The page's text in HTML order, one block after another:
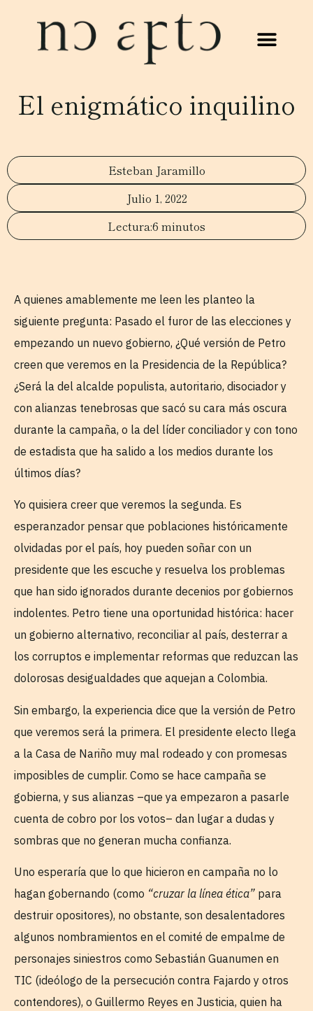
El enigmático inquilino
Esteban Jaramillo
Julio 1, 2022
6 minutos
A quienes amablemente me leen les planteo la
siguiente pregunta: Pasado el furor de las elecciones y
empezando un nuevo gobierno, ¿Qué versión de Petro
creen que veremos en la Presidencia de la República?
¿Será la del alcalde populista, autoritario, disociador y
con alianzas tenebrosas que sacó su cara más oscura
durante la campaña, o la del líder conciliador y con tono
de estadista que ha salido a los medios durante los
últimos días?
Yo quisiera creer que veremos la segunda. Es
esperanzador pensar que poblaciones históricamente
olvidadas por el país, hoy pueden soñar con un
presidente que les escuche y resuelva los problemas
que han sido ignorados durante decenios por gobiernos
indolentes. Petro tiene una oportunidad histórica: hacer
un gobierno alternativo, reconciliar al país, desterrar a
los corruptos e implementar reformas que reduzcan las
dolorosas desigualdades que aquejan a Colombia.
Sin embargo, la experiencia dice que la versión de Petro
que veremos será la primera. El presidente electo llega
a la Casa de Nariño muy mal rodeado y con promesas
imposibles de cumplir. Como se hace campaña se
gobierna, y sus alianzas –que ya empezaron a pasarle
cuenta de cobro por los votos– dan lugar a dudas y
sombras que no generan mucha confianza.
Uno esperaría que lo que hicieron en campaña no lo
hagan gobernando (como “cruzar la línea ética” para
destruir opositores), no obstante, son desalentadores
algunos nombramientos en el comité de empalme de
personajes siniestros como Sebastián Guanumen en
TIC (ideólogo de la persecución contra Fajardo y otros
contendores), o Guillermo Reyes en Justicia, quien ha